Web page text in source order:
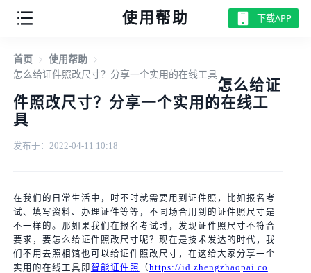
下载APP
使用帮助
首页
使用帮助
怎么给证件照改尺寸？分享一个实用的在线工具
怎么给证
件照改尺寸？分享一个实用的在线工
具
发布于：2022-04-11 10:18
在我们的日常生活中，时不时就需要用到证件照，比如报名考
试、填写资料、办理证件等等，不同场合用到的证件照尺寸是
不一样的。那如果我们在报名考试时，发现证件照尺寸不符合
要求，要怎么给证件照改尺寸呢？现在是技术发达的时代，我
们不用去照相馆也可以给证件照改尺寸，在这给大家分享一个
实用的在线工具即智能证件照 （https://id.zhengzhaopai.co